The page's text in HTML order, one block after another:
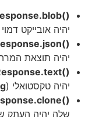
()Response.blob
יהיה אובייקט
()Response.json
יהיה תוצאת
()Response.text
יהיה טקסטואלי (
()Response.clone
שלה יהיה העתק